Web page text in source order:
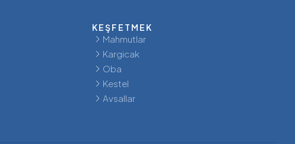
KEŞFETMEK
Mahmutlar
Kargicak
Oba
Kestel
Avsallar